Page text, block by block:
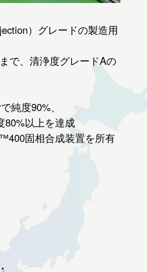
）グレードの製造用
で、清浄度グレードAの
純度90%、
80%以上を達成
固相合成装置を所有